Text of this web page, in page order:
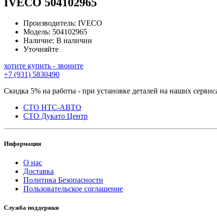
Производитель: IVECO
Модель: 504102965
Наличие: В наличии
Уточняйте
хотите купить - звоните
+7 (931) 5830490
Скидка 5% на работы - при установке деталей на наших
СТО НТС-АВТО
СТО Дукато Центр
Информация
О нас
Доставка
Политика Безопасности
Пользовательское соглашение
Служба поддержки